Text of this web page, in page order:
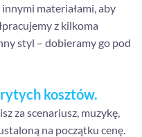
materiałami, aby
z kilkoma
styl – dobieramy go pod
kosztów.
za scenariusz, muzykę,
na początku cenę.